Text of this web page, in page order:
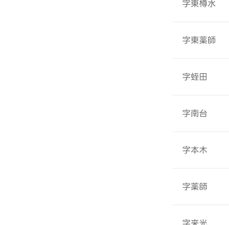
字東樽水
字東薬師
字蛭田
字南台
字本木
字薬師